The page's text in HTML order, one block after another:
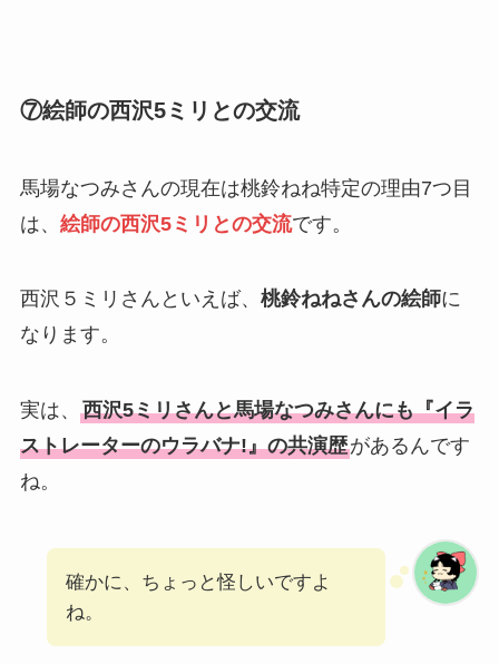
⑦絵師の西沢5ミリとの交流
馬場なつみさんの現在は桃鈴ねね特定の理由7つ目
は、 絵師の西沢5ミリとの交流です。
西沢５ミリさんといえば、 桃鈴ねねさんの絵師に
なります。
実は、 西沢5ミリさんと馬場なつみさんにも『イラ
ストレーターのウラバナ!』の共演歴があるんです
ね。
確かに、ちょっと怪しいですよ
ね。